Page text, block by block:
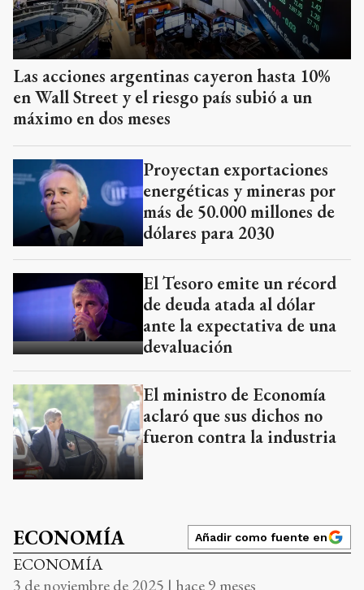
Las acciones argentinas cayeron hasta 10%
en Wall Street y el riesgo país subió a un
máximo en dos meses
Proyectan exportaciones
energéticas y mineras por
más de 50.000 millones de
dólares para 2030
El Tesoro emite un récord
de deuda atada al dólar
ante la expectativa de una
devaluación
El ministro de Economía
aclaró que sus dichos no
fueron contra la industria
ECONOMÍA Añadir como fuente en
ECONOMÍA
3 de noviembre de 2025 | hace 9 meses